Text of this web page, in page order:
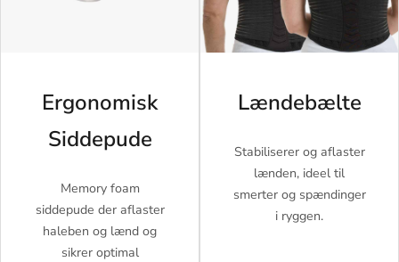
Ergonomisk
Siddepude
Memory foam
siddepude der aflaster
haleben og lænd og
sikrer optimal
Lændebælte
Stabiliserer og aflaster
lænden, ideel til
smerter og spændinger
i ryggen.